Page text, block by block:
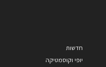
חדשות
יופי וקוסמטיקה